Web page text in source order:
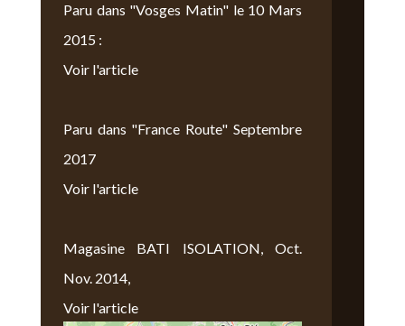
Paru dans "Vosges Matin" le 10 Mars
2015 :
Voir l'article
Paru dans "France Route" Septembre
2017
Voir l'article
Magasine BATI ISOLATION, Oct.
Nov. 2014,
Voir l'article